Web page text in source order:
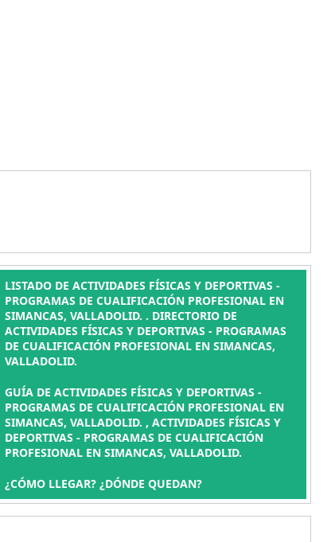
LISTADO DE ACTIVIDADES FÍSICAS Y DEPORTIVAS -
PROGRAMAS DE CUALIFICACIÓN PROFESIONAL EN
SIMANCAS, VALLADOLID. . DIRECTORIO DE
ACTIVIDADES FÍSICAS Y DEPORTIVAS - PROGRAMAS
DE CUALIFICACIÓN PROFESIONAL EN SIMANCAS,
VALLADOLID.
GUÍA DE ACTIVIDADES FÍSICAS Y DEPORTIVAS -
PROGRAMAS DE CUALIFICACIÓN PROFESIONAL EN
SIMANCAS, VALLADOLID. , ACTIVIDADES FÍSICAS Y
DEPORTIVAS - PROGRAMAS DE CUALIFICACIÓN
PROFESIONAL EN SIMANCAS, VALLADOLID.
¿CÓMO LLEGAR? ¿DÓNDE QUEDAN?